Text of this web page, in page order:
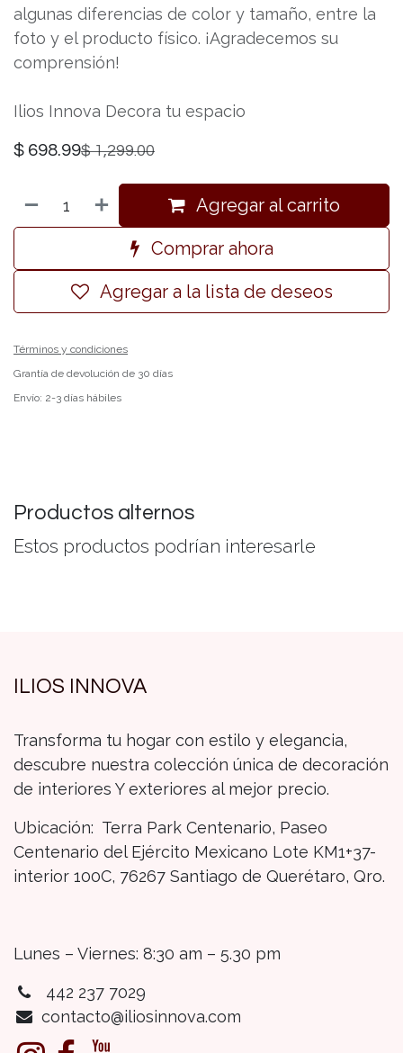
algunas diferencias de color y tamaño, entre la
foto y el producto físico. ¡Agradecemos su
comprensión!
Ilios Innova Decora tu espacio
$ 698.99$1,299.00
Agregar al carrito
Comprar ahora
Agregar a la lista de deseos
Términos y condiciones
Grantía de devolución de 30 días
Envío: 2-3 días hábiles
Productos alternos
Estos productos podrían interesarle
ILIOS INNOVA
Transforma tu hogar con estilo y elegancia,
descubre nuestra colección única de decoración
de interiores Y exteriores al mejor precio.
Ubicación: Terra Park Centenario, Paseo
Centenario del Ejército Mexicano Lote KM1+37-
interior 100C, 76267 Santiago de Querétaro, Qro.
Lunes – Viernes: 8:30 am – 5.30 pm
442 237 7029
contacto@iliosinnova.com